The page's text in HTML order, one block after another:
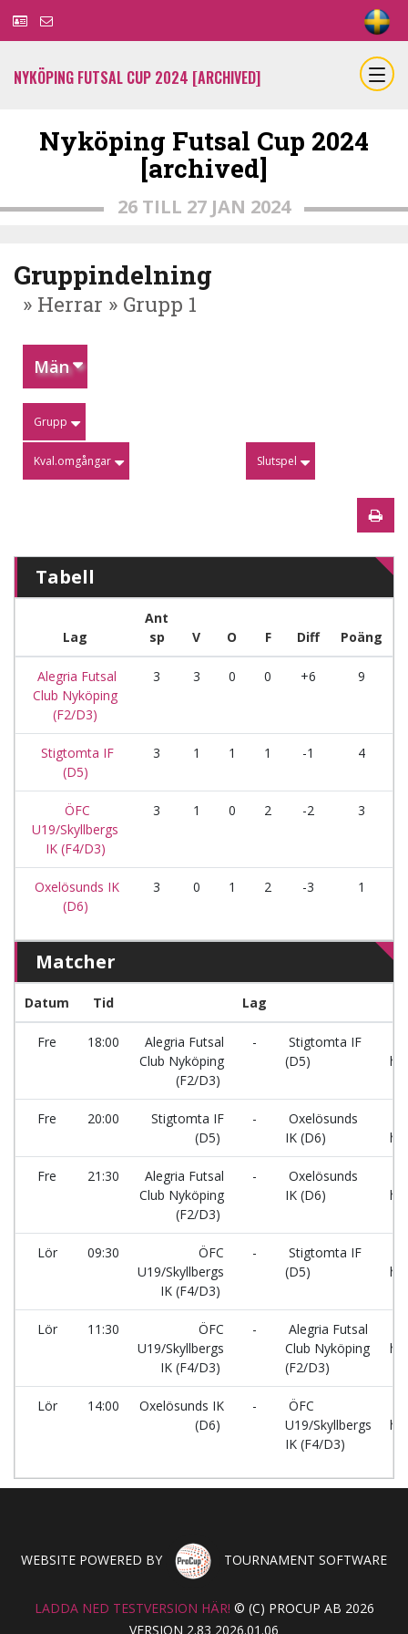
NYKÖPING FUTSAL CUP 2024 [ARCHIVED]
Nyköping Futsal Cup 2024
[archived]
26 TILL 27 JAN 2024
Gruppindelning
» Herrar » Grupp 1
Män
Grupp
Kval.omgångar Slutspel
Tabell
Lag
Ant
sp
V O F Diff Poäng
Alegria Futsal
Club Nyköping
(F2/D3)
3 3 0 0 +6 9
Stigtomta IF
(D5)
3 1 1 1 -1 4
ÖFC
U19/Skyllbergs
IK (F4/D3)
3 1 0 2 -2 3
Oxelösunds IK
(D6)
3 0 1 2 -3 1
Matcher
Datum Tid Lag
Fre 18:00
Alegria Futsal
Club Nyköping
(F2/D3)
-
Stigtomta IF
(D5)
Fre 20:00
Stigtomta IF
(D5)
-
Oxelösunds
IK (D6)
Fre 21:30
Alegria Futsal
Club Nyköping
(F2/D3)
-
Oxelösunds
IK (D6)
Lör 09:30
ÖFC
U19/Skyllbergs
IK (F4/D3)
-
Stigtomta IF
(D5)
Lör 11:30
ÖFC
U19/Skyllbergs
IK (F4/D3)
-
Alegria Futsal
Club Nyköping
(F2/D3)
Lör 14:00
Oxelösunds IK
(D6)
-
ÖFC
U19/Skyllbergs
IK (F4/D3)
WEBSITE POWERED BY TOURNAMENT SOFTWARE
LADDA NED TESTVERSION HÄR! © (C) PROCUP AB 2026
VERSION 2.83 2026.01.06